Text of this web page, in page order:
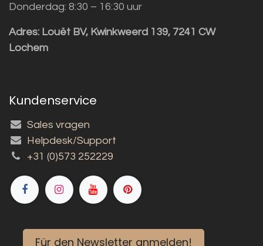
Donderdag: 8:30 – 16:30 uur
Adres: Louët BV, Kwinkweerd 139, 7241 CW
Lochem
Kundenservice
Sales vragen
Helpdesk/Support
+31 (0)573 252229
Für den Newsletter anmelden!